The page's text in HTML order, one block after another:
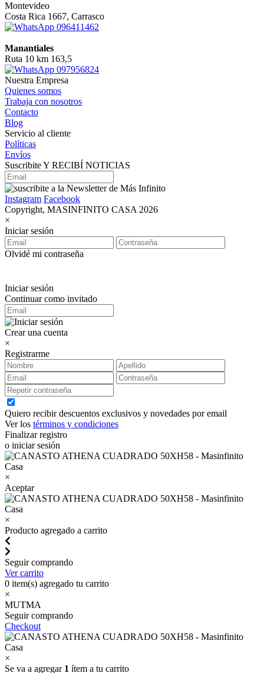
Montevideo
Costa Rica 1667, Carrasco
096411462
Manantiales
Ruta 10 km 163,5
097956824
Nuestra Empresa
Quienes somos
Trabaja con nosotros
Contacto
Blog
Servicio al cliente
Políticas
Envíos
Suscribite Y RECIBÍ NOTICIAS
Instagram Facebook
Copyright, MASINFINITO CASA 2026
×
Iniciar sesión
Olvidé mi contraseña
Iniciar sesión
Continuar como invitado
Crear una cuenta
×
Registrarme
Quiero recibir descuentos exclusivos y novedades por email
Ver los términos y condiciones
Finalizar registro
o iniciar sesión
×
Aceptar
×
Producto agregado a carrito
Seguir comprando
Ver carrito
0 item(s) agregado tu carrito
×
MUTMA
Seguir comprando
Checkout
×
Se va a agregar 1 ítem a tu carrito